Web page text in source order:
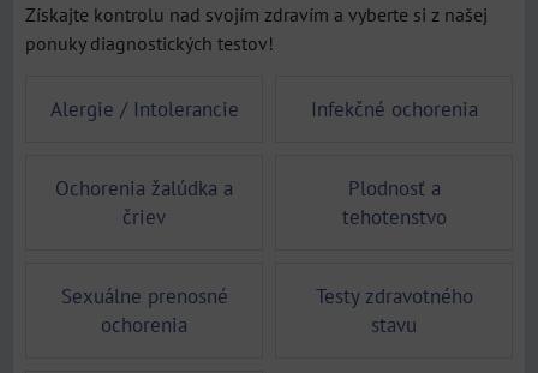
Získajte kontrolu nad svojím zdravím a vyberte si z našej
ponuky diagnostických testov!
Alergie / Intolerancie Infekčné ochorenia
Ochorenia žalúdka a
čriev
Plodnosť a
tehotenstvo
Sexuálne prenosné
ochorenia
Testy zdravotného
stavu